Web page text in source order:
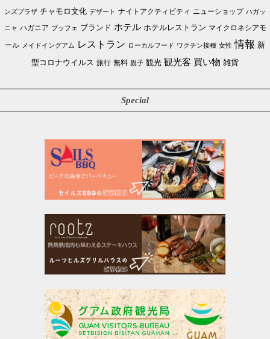
ンズプラザ チャモロ文化 デザート ナイトアクティビティ ニューショップ ハガッ
ニャ ハガニア ブッフェ ブランド ホテル ホテルレストラン マイクロネシアモ
ール メイドイングアム レストラン ローカルフード ワクチン接種 女性 情報 新
型コロナウイルス 旅行 無料 親子 観光 観光客 買い物 雑貨
Special